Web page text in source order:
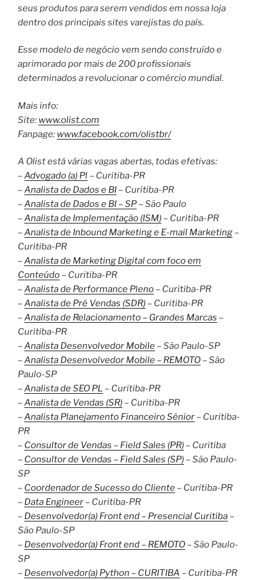
seus produtos para serem vendidos em nossa loja
dentro dos principais sites varejistas do país.
Esse modelo de negócio vem sendo construído e
aprimorado por mais de 200 profissionais
determinados a revolucionar o comércio mundial.
Mais info:
Site: www.olist.com
Fanpage: www.facebook.com/olistbr/
A Olist está várias vagas abertas, todas efetivas:
–Advogado (a) Pl – Curitiba-PR
–Analista de Dados e BI – Curitiba-PR
–Analista de Dados e BI – SP – São Paulo
–Analista de Implementação (ISM) – Curitiba-PR
–Analista de Inbound Marketing e E-mail Marketing –
Curitiba-PR
–Analista de Marketing Digital com foco em
Conteúdo – Curitiba-PR
–Analista de Performance Pleno – Curitiba-PR
–Analista de Pré Vendas (SDR) – Curitiba-PR
–Analista de Relacionamento – Grandes Marcas –
Curitiba-PR
–Analista Desenvolvedor Mobile – São Paulo-SP
–Analista Desenvolvedor Mobile – REMOTO – São
Paulo-SP
–Analista de SEO PL – Curitiba-PR
–Analista de Vendas (SR) – Curitiba-PR
–Analista Planejamento Financeiro Sênior – Curitiba-
PR
– Consultor de Vendas – Field Sales (PR) – Curitiba
– Consultor de Vendas – Field Sales (SP) – São Paulo-
SP
– Coordenador de Sucesso do Cliente – Curitiba-PR
– Data Engineer – Curitiba-PR
– Desenvolvedor(a) Front end – Presencial Curitiba –
São Paulo-SP
– Desenvolvedor(a) Front end – REMOTO – São Paulo-
SP
– Desenvolvedor(a) Python – CURITIBA – Curitiba-PR